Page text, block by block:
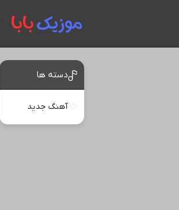
دسته ها
آهنگ جدید